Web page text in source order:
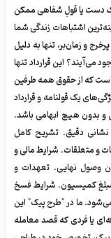
دست یا قولِ شفاهی ممکن
اشتباهات زندگی شما
و زمان‌بر، تنها به دلیل
می‌آیند؟ این قرارداد تنها
که از حقوق همه طرفین
یک قولنامه و قرارداد
و بدون هیچ ابهامی باشد.
دقیق. تشریح کامل
و متعلقات. شرایط مالی و
وصول نهایی. تعهدات و
کمیسیون. شرایط فسخ
می‌شود. ما در "طرح پیک" این
یا فردی که قصد معامله